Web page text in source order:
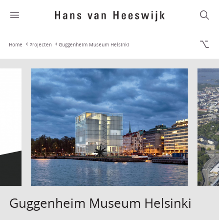
Home Projecten Guggenheim Museum Helsinki
Guggenheim Museum Helsinki